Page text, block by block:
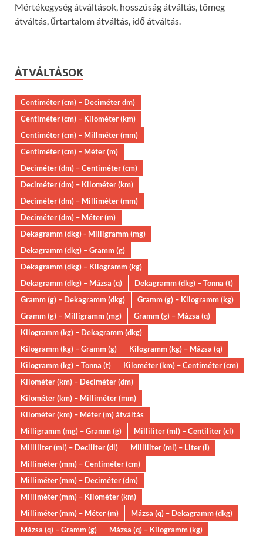
Mértékegység átváltások, hosszúság átváltás, tömeg
átváltás, űrtartalom átváltás, idő átváltás.
ÁTVÁLTÁSOK
Centiméter (cm) – Deciméter dm)
Centiméter (cm) – Kilométer (km)
Centiméter (cm) – Millméter (mm)
Centiméter (cm) – Méter (m)
Deciméter (dm) – Centiméter (cm)
Deciméter (dm) – Kilométer (km)
Deciméter (dm) – Milliméter (mm)
Deciméter (dm) – Méter (m)
Dekagramm (dkg) - Milligramm (mg)
Dekagramm (dkg) – Gramm (g)
Dekagramm (dkg) – Kilogramm (kg)
Dekagramm (dkg) – Mázsa (q)
Dekagramm (dkg) – Tonna (t)
Gramm (g) – Dekagramm (dkg)
Gramm (g) – Kilogramm (kg)
Gramm (g) – Milligramm (mg)
Gramm (g) – Mázsa (q)
Kilogramm (kg) – Dekagramm (dkg)
Kilogramm (kg) – Gramm (g)
Kilogramm (kg) – Mázsa (q)
Kilogramm (kg) – Tonna (t)
Kilométer (km) – Centiméter (cm)
Kilométer (km) – Deciméter (dm)
Kilométer (km) – Milliméter (mm)
Kilométer (km) – Méter (m) átváltás
Milligramm (mg) – Gramm (g)
Milliliter (ml) – Centiliter (cl)
Milliliter (ml) – Deciliter (dl)
Milliliter (ml) – Liter (l)
Milliméter (mm) – Centiméter (cm)
Milliméter (mm) – Deciméter (dm)
Milliméter (mm) – Kilométer (km)
Milliméter (mm) – Méter (m)
Mázsa (q) – Dekagramm (dkg)
Mázsa (q) – Gramm (g)
Mázsa (q) – Kilogramm (kg)